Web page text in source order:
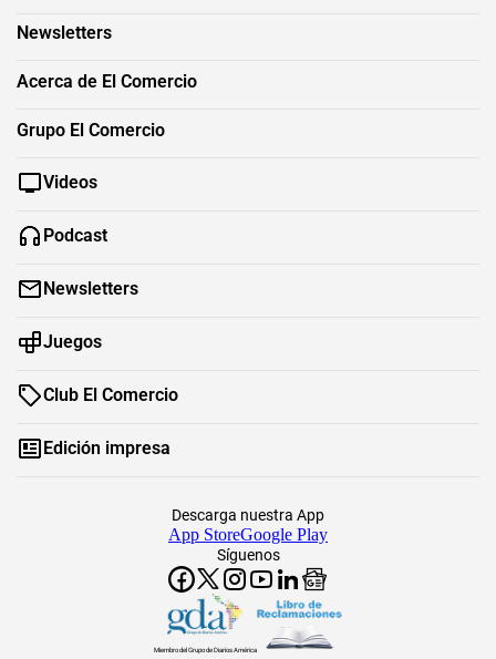
Newsletters
Acerca de El Comercio
Grupo El Comercio
Videos
Podcast
Newsletters
Juegos
Club El Comercio
Edición impresa
Síguenos
Descarga nuestra App
App StoreGoogle Play
Miembro del Grupo de Diarios América